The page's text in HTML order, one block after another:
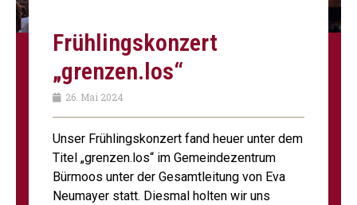
Frühlings­konzert
„grenzen.los“
26. Mai 2024
Unser Frühlingskonzert fand heuer unter dem
Titel „grenzen.los“ im Gemeindezentrum
Bürmoos unter der Gesamtleitung von Eva
Neumayer statt. Diesmal holten wir uns